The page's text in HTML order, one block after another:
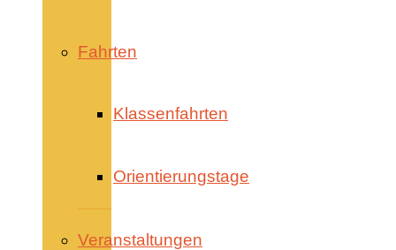
Fahrten
Klassenfahrten
Orientierungstage
Veranstaltungen